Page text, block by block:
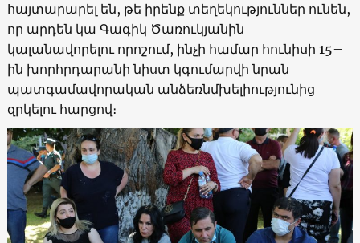
հայտարարել են, թե իրենք տեղեկություններ ունեն,
որ արդեն կա Գագիկ Ծառուկյանին
կալանավորելու որոշում, ինչի համար հունիսի 15–
ին խորհրդարանի նիստ կգումարվի նրան
պատգամավորական անձեռնմխելիությունից
զրկելու հարցով։